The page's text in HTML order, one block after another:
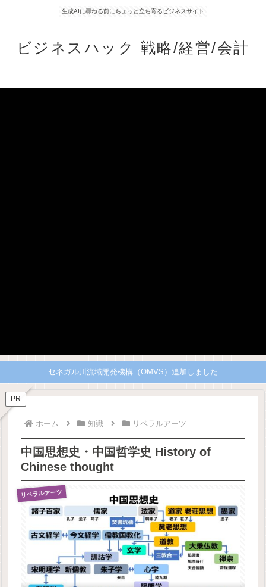
生成AIに尋ねる前にちょっと立ち寄るビジネスサイト
ビジネスハック 戦略/経営/会計
セネガル川流域開発機構（OMVS）追加しました
PR
ホーム 知識 リベラルアーツ
中国思想史・中国哲学史 History of
Chinese thought
リベラルアーツ